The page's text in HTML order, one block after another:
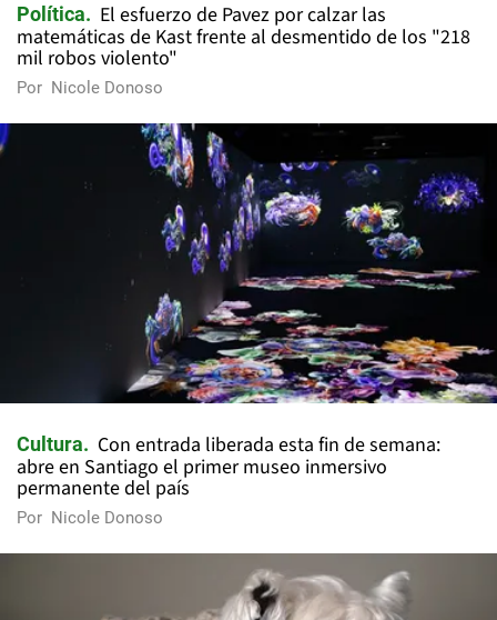
Política
El esfuerzo de Pavez por calzar las
matemáticas de Kast frente al desmentido de los "218
mil robos violento"
Por Nicole Donoso
Cultura
Con entrada liberada esta fin de semana:
abre en Santiago el primer museo inmersivo
permanente del país
Por Nicole Donoso